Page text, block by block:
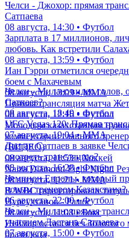
Челси - Джохор: прямая
Сатпаева
08 августа, 14:30 • Футбол
Зарплата в 17 миллионов,
любовь. Как встретили
08 августа, 13:59 • Футбол
Иан Гэрри отметился
боем с Махачевым
08 августа, 13:09 • ММА
Прямая трансляция матча
08 августа, 12:16 • Футбол
Молодым казахстанцам
комментарии главного
(ВИДЕО)
08 августа, 11:53 • Хоккей
Naiza Diamond Fight Night:
08 августа, 11:21 • ММА
В WBC гарантировали
Нурсултанов - Рамос
08 августа, 11:08 • Бокс
Неймар остался без
бразильца
Челси - Милан: видео голов,
Сатпаев?
08 августа, 18:49 • Футбол
UFC Vegas 120: Прямая
07 августа, 19:04 • ММА
Дастан Сатпаев в заявке
смотреть трансляцию?
08 августа, 16:28 • Футбол
Чемпион Европы, который
новым тренером Казахстана?
06 августа, 22:00 • Футбол
Челси - Милан: прямая
участием Дастана Сатпаева
07 августа, 15:00 • Футбол